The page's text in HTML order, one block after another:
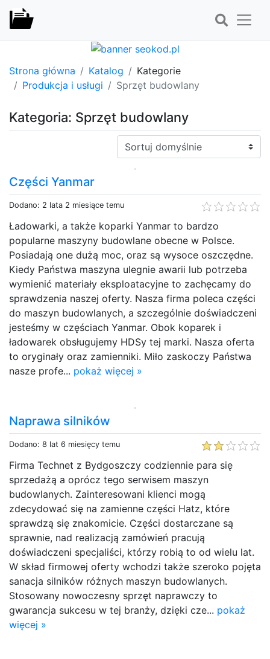
Strona główna Katalog
Kategorie
Produkcja i usługi
Sprzęt budowlany
Kategoria: Sprzęt budowlany
Sortuj:
Części Yanmar
Dodano: 2 lata 2 miesiące temu
Ładowarki, a także koparki Yanmar to bardzo
popularne maszyny budowlane obecne w Polsce.
Posiadają one dużą moc, oraz są wysoce oszczędne.
Kiedy Państwa maszyna ulegnie awarii lub potrzeba
wymienić materiały eksploatacyjne to zachęcamy do
sprawdzenia naszej oferty. Nasza firma poleca części
do maszyn budowlanych, a szczególnie doświadczeni
jesteśmy w częściach Yanmar. Obok koparek i
ładowarek obsługujemy HDSy tej marki. Nasza oferta
to oryginały oraz zamienniki. Miło zaskoczy Państwa
nasze profe... pokaż więcej »
Naprawa silników
Dodano: 8 lat 6 miesięcy temu
Firma Technet z Bydgoszczy codziennie para się
sprzedażą a oprócz tego serwisem maszyn
budowlanych. Zainteresowani klienci mogą
zdecydować się na zamienne części Hatz, które
sprawdzą się znakomicie. Części dostarczane są
sprawnie, nad realizacją zamówień pracują
doświadczeni specjaliści, którzy robią to od wielu lat.
W skład firmowej oferty wchodzi także szeroko pojęta
sanacja silników różnych maszyn budowlanych.
Stosowany nowoczesny sprzęt naprawczy to
gwarancja sukcesu w tej branży, dzięki cze... pokaż
więcej »